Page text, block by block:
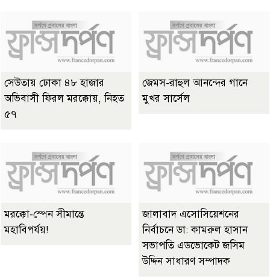
সেউতায় ঢোকা ৪৮ হাজার
অভিবাসী ফিরল মরক্কোয়, নিহত
৫৭
জেমস-রাহুল আনন্দের গানে
মুখর সার্সেল
মরক্কো-স্পেন সীমান্তে
মহাবিপর্যয়!
জালাবাদ এসোসিয়েশনের
নির্বাচনে ডা: কামরুল হাসান
সভাপতি এডভোকেট জসিম
উদ্দিন সাধারণ সম্পাদক